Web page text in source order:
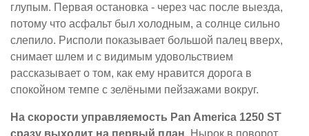
глупым. Первая остановка - через час после выезда,
потому что асфальт был холодным, а солнце сильно
слепило. Рисполи показывает большой палец вверх,
снимает шлем и с видимым удовольствием
рассказывает о том, как ему нравится дорога в
спокойном темпе с зелёными пейзажами вокруг.
На скорости управляемость Pan America 1250 ST
сразу выходит на первый план. Нырок в поворот